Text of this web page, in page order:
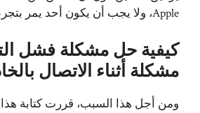
Apple، ولا يجب أن يكون أحد يمر بتجربة مماثلة.
كيفية حل مشكلة فشل
مشكلة أثناء الاتصال
ومن أجل هذا السبب، قررت كتابة